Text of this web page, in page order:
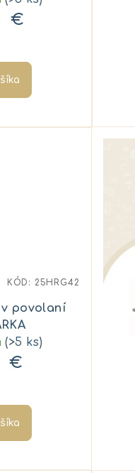
€
povolaní
(>5 ks)
€
KÓD: 25HRG42